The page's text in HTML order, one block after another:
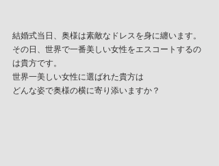
結婚式当日、奥様は素敵なドレスを身に纏います。
その日、世界で一番美しい女性をエスコートするの
は貴方です。
世界一美しい女性に選ばれた貴方は
どんな姿で奥様の横に寄り添いますか？